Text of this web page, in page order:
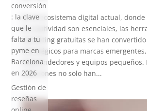
En el ecosistema digital actual,
la creatividad son esenciales, las
marketing gratuitas se han
estratégicos para marcas emergentes,
emprendedores y equipos pequeños.
soluciones no solo han...
conversión
: la clave
que le
falta a tu
pyme en
Barcelona
en 2026
Gestión de
reseñas